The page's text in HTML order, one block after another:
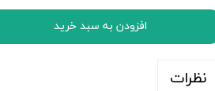
افزودن به سبد خرید
نظرات